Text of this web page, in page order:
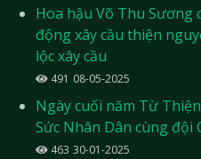
Hoa hậu Võ Thu Sương
động xây cầu thiện
lộc xây cầu
491 08-05-2025
Ngày cuối năm Từ
Sức Nhân Dân cùng đội
463 30-01-2025